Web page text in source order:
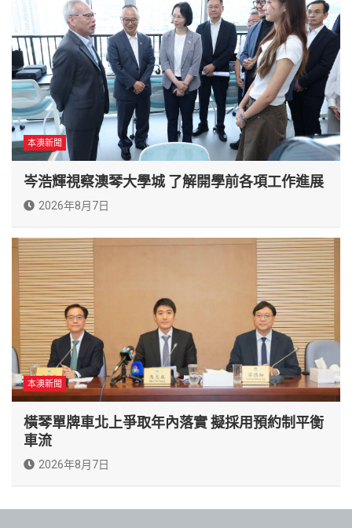
本澳新聞
岑浩輝視察澳琴大學城 了解開學前各項工作進展
2026年8月7日
本澳新聞
橫琴單牌車北上爭取年內落實 擬採用預約制平衡
車流
2026年8月7日